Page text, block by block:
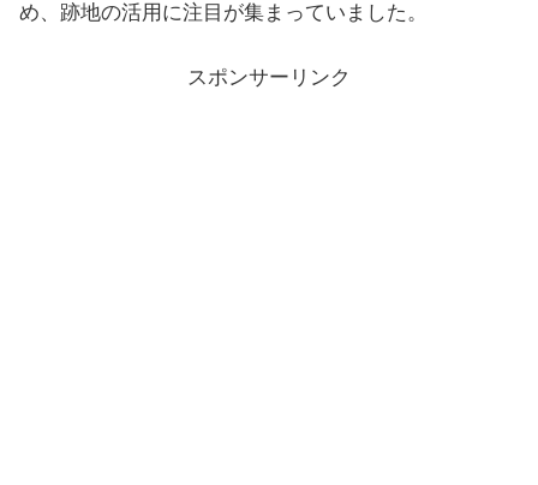
め、跡地の活用に注目が集まっていました。
スポンサーリンク